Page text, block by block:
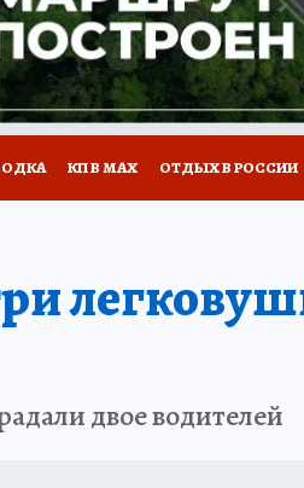
КП В МАХ ОТДЫХ В РОССИИ
двое водителей